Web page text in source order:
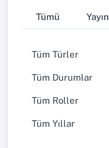
Tümü Yayın
Tüm Türler
Tüm Durumlar
Tüm Roller
Tüm Yıllar